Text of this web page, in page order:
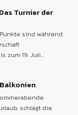
Turnier der
sind während
zum 19. Juli...
schlägt die